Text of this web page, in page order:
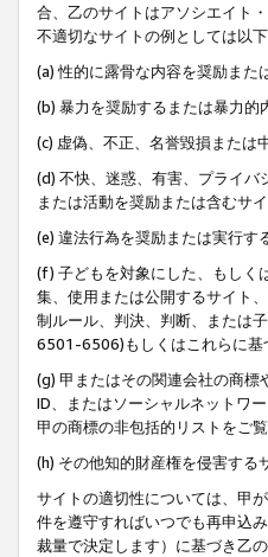
合、乙のサイトはアソシエイト
不適切なサイトの例としては以
(a) 性的に露骨な内容を奨励また
(b) 暴力を奨励するまたは暴力
(c) 虚偽、不正、名誉毀損または
(d) 不快、迷惑、有害、プライ
または活動を奨励または含むサイ
(e) 違法行為を奨励または実行す
(f) 子どもを対象にした、もしく
集、使用または公開するサイト
制ルール、判決、判断、または
6501-6506)もしくはこれらに基
(g) 甲またはその関連会社の商
ID、またはソーシャルネットワ
甲の商標の非包括的リストをご覧
(h) その他知的財産権を侵害する
サイトの適切性については、甲
件を遵守すればいつでも再申込
裁量で決定します）に基づき乙